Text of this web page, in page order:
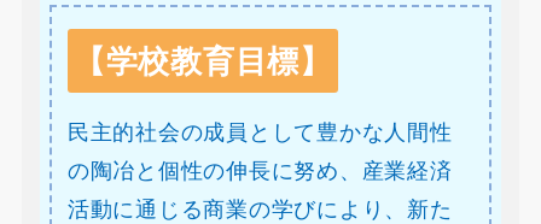
【学校教育目標】
民主的社会の成員として豊かな人間性
の陶冶と個性の伸長に努め、産業経済
活動に通じる商業の学びにより、新た